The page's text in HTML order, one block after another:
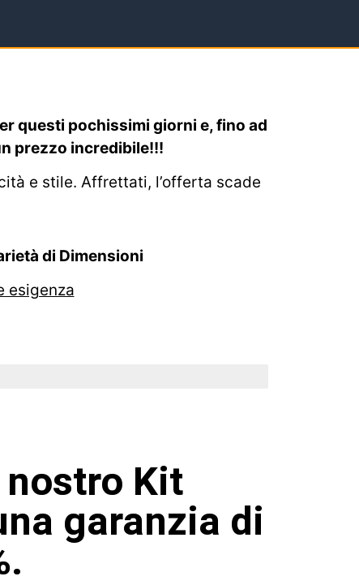
questi pochissimi giorni e, fino ad
prezzo incredibile!!!
e stile. Affrettati, l’offerta scade
di Dimensioni
esigenza
Kit
garanzia di